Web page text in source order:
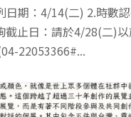
日期：4/14(二) 2.時數認
截止日：請於4/28(二)
22053366#...